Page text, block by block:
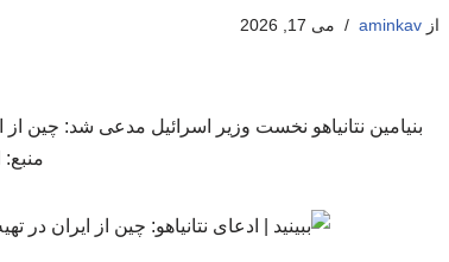
ازaminkav می 17, 2026
بنیامین نتانیاهو نخست وزیر اسرائیل مدعی شد:
منبع: